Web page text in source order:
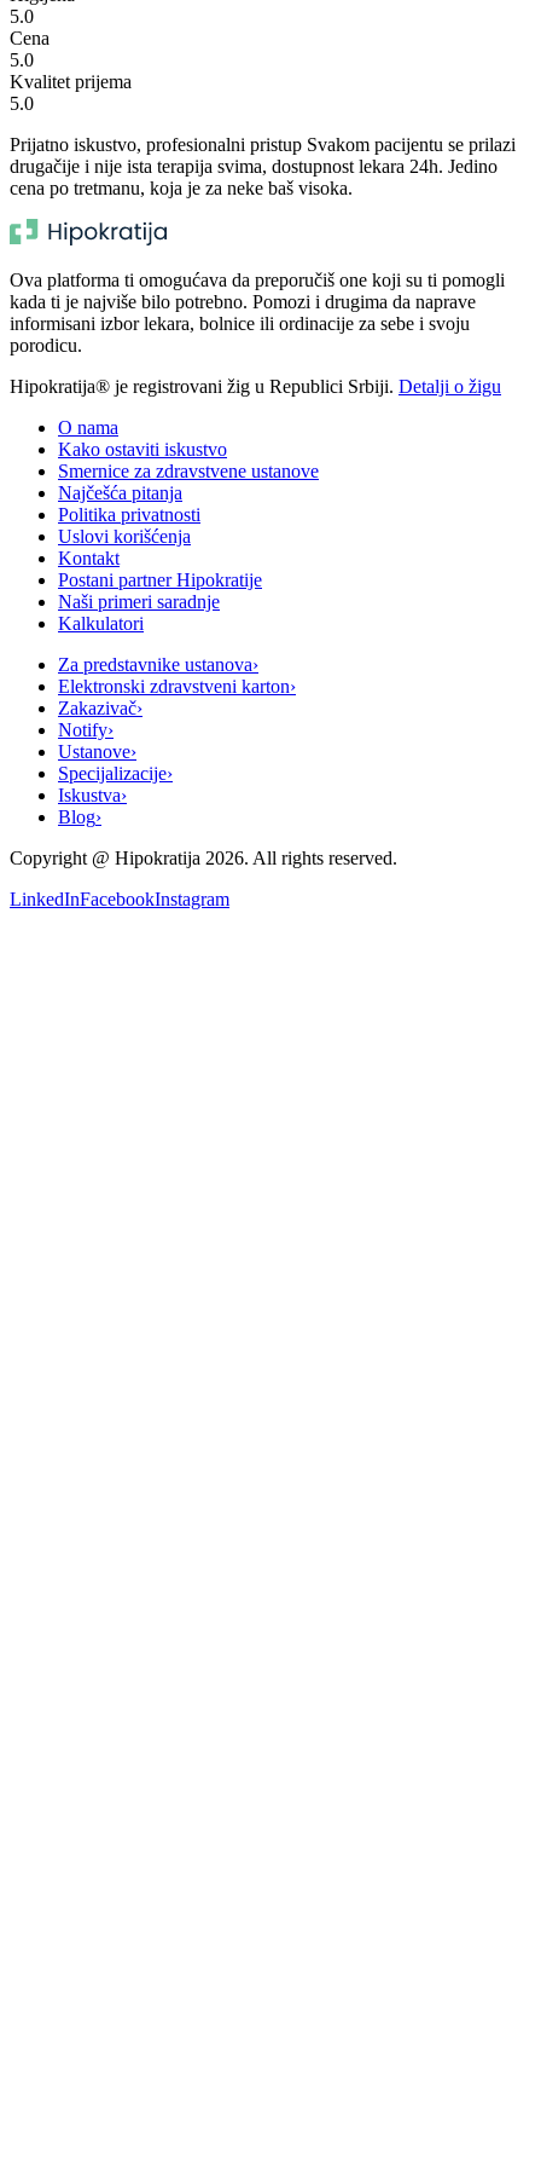
5.0
Cena
5.0
Kvalitet prijema
5.0
Prijatno iskustvo, profesionalni pristup Svakom pacijentu se prilazi
drugačije i nije ista terapija svima, dostupnost lekara 24h. Jedino
cena po tretmanu, koja je za neke baš visoka.
Ova platforma ti omogućava da preporučiš one koji su ti pomogli
kada ti je najviše bilo potrebno. Pomozi i drugima da naprave
informisani izbor lekara, bolnice ili ordinacije za sebe i svoju
porodicu.
Hipokratija® je registrovani žig u Republici Srbiji. Detalji o žigu
O nama
Kako ostaviti iskustvo
Smernice za zdravstvene ustanove
Najčešća pitanja
Politika privatnosti
Uslovi korišćenja
Kontakt
Postani partner Hipokratije
Naši primeri saradnje
Kalkulatori
Za predstavnike ustanova›
Elektronski zdravstveni karton›
Zakazivač›
Notify›
Ustanove›
Specijalizacije›
Iskustva›
Blog›
Copyright @ Hipokratija 2026. All rights reserved.
LinkedInFacebookInstagram